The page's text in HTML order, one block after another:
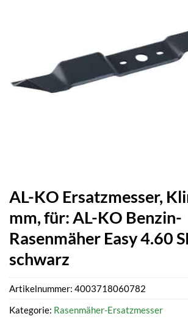
AL-KO Ersatzmesser,
mm, für: AL-KO Benzin-
Rasenmäher Easy 4.60
schwarz
Artikelnummer: 4003718060782
Kategorie: Rasenmäher-Ersatzmesser